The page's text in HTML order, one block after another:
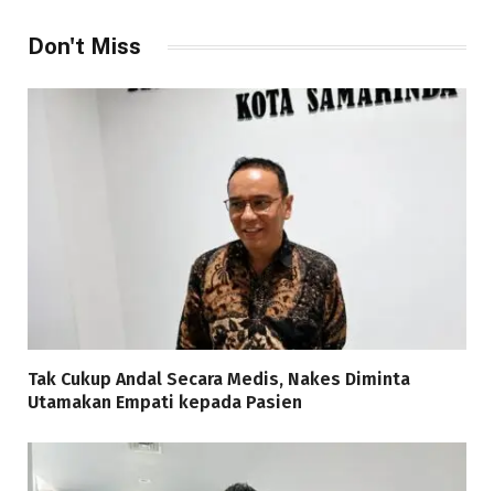
Don't Miss
Tak Cukup Andal Secara Medis, Nakes Diminta
Utamakan Empati kepada Pasien